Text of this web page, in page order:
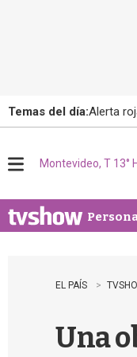
Temas del día:Alerta
u
Montevideo, T 13°
EL PAÍS
Una